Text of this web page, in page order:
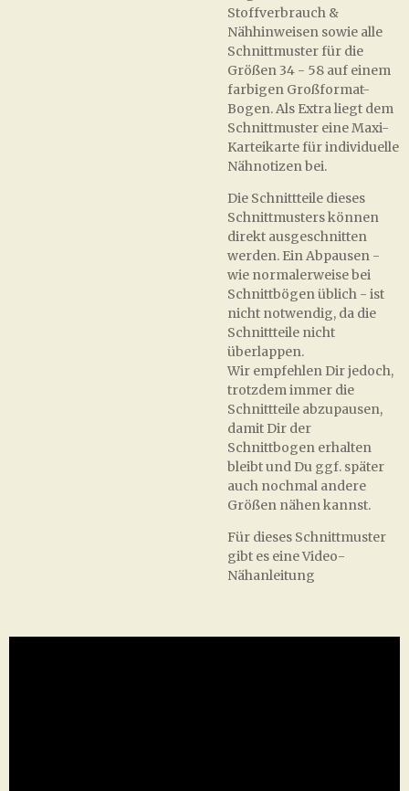
Stoffverbrauch &
Nähhinweisen sowie alle
Schnittmuster für die
Größen 34 - 58 auf einem
farbigen Großformat-
Bogen. Als Extra liegt dem
Schnittmuster eine Maxi-
Karteikarte für individuelle
Nähnotizen bei.
Die Schnittteile dieses
Schnittmusters können
direkt ausgeschnitten
werden. Ein Abpausen -
wie normalerweise bei
Schnittbögen üblich - ist
nicht notwendig, da die
Schnittteile nicht
überlappen.
Wir empfehlen Dir jedoch,
trotzdem immer die
Schnittteile abzupausen,
damit Dir der
Schnittbogen erhalten
bleibt und Du ggf. später
auch nochmal andere
Größen nähen kannst.
Für dieses Schnittmuster
gibt es eine Video-
Nähanleitung